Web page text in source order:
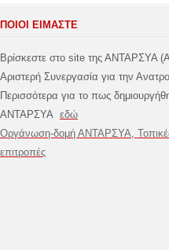
ΠΟΙΟΙ ΕΙΜΑΣΤΕ
Βρίσκεστε στο site της ΑΝΤΑΡΣΥΑ
Αριστερή Συνεργασία για την
Περισσότερα για το πως
ΑΝΤΑΡΣΥΑ εδώ
Οργάνωση-δομή ΑΝΤΑΡΣΥΑ,
επιτροπές